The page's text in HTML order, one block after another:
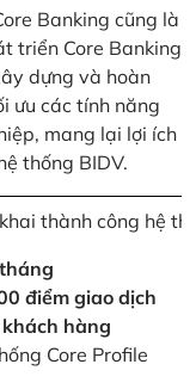
Banking cũng là
triển Core Banking
dựng và hoàn
ưu các tính năng
mang lại lợi ích
thống BIDV.
thành công hệ
điểm giao dịch
hàng
Core Profile